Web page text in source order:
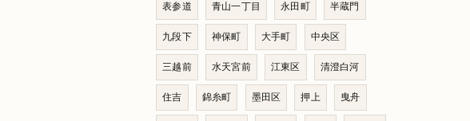
表参道 青山一丁目 永田町 半蔵門
九段下 神保町 大手町 中央区
三越前 水天宮前 江東区 清澄白河
住吉 錦糸町 墨田区 押上 曳舟